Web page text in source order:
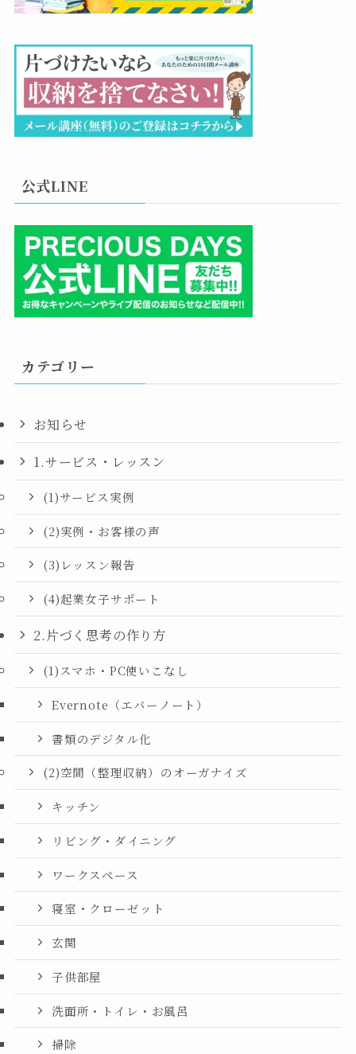
公式LINE
カテゴリー
お知らせ
1.サービス・レッスン
(1)サービス実例
(2)実例・お客様の声
(3)レッスン報告
(4)起業女子サポート
2.片づく思考の作り方
(1)スマホ・PC使いこなし
Evernote（エバーノート）
書類のデジタル化
(2)空間（整理収納）のオーガナイズ
キッチン
リビング・ダイニング
ワークスペース
寝室・クローゼット
玄関
子供部屋
洗面所・トイレ・お風呂
掃除